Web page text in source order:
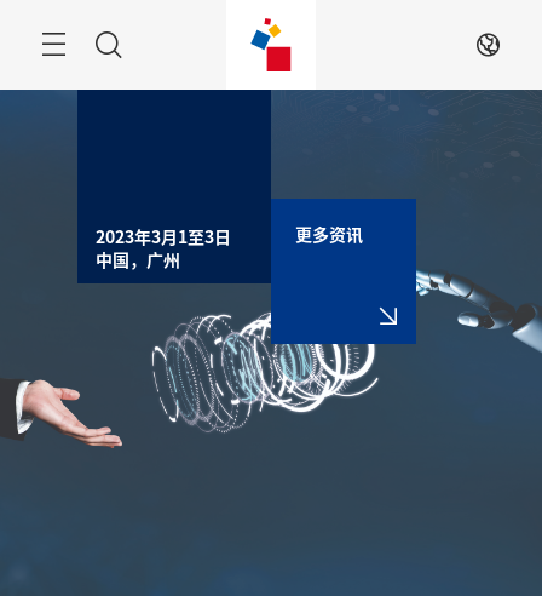
ZH
2023年3月1至3日
中国，广州
更多资讯